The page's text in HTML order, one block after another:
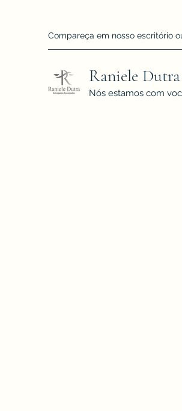
Compareça em nosso escritório
Raniele
Nós estamos com